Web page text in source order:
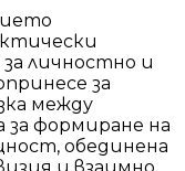
личностно и
за
между
за формиране на
обединена
и взаимно